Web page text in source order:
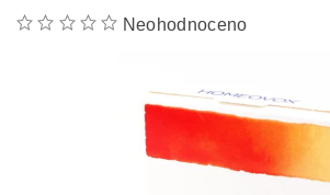
Neohodnoceno